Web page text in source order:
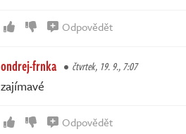
Odpovědět
ondrej-frnka čtvrtek, 19. 9., 7:07
zajímavé
Odpovědět